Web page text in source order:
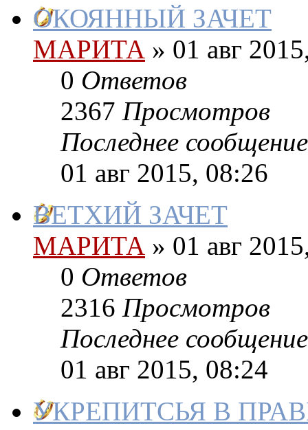
ОКОЯННЫЙ ЗАЧЕТ
МАРИТА » 01 авг
0 Ответов
2367 Просмотров
Последнее сообщение
01 авг 2015, 08:26
ВЕТХИЙ ЗАЧЕТ
МАРИТА » 01 авг
0 Ответов
2316 Просмотров
Последнее сообщение
01 авг 2015, 08:24
УКРЕПИТСЬЯ В